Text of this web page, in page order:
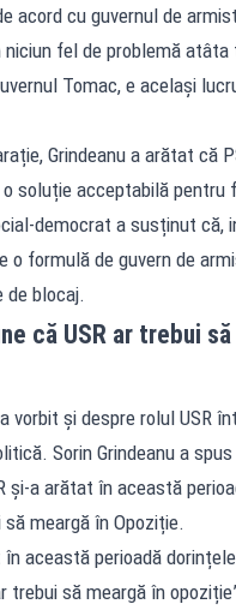
acord cu guvernul de
niciun fel de problemă
Tomac, e același
Grindeanu a arătat că
soluție acceptabilă pentru
democrat a susținut că,
o formulă de guvern de
de blocaj.
că USR ar trebui
vorbit și despre rolul USR
Sorin Grindeanu a
și-a arătat în această
meargă în Opoziție.
în această perioadă
trebui să meargă în